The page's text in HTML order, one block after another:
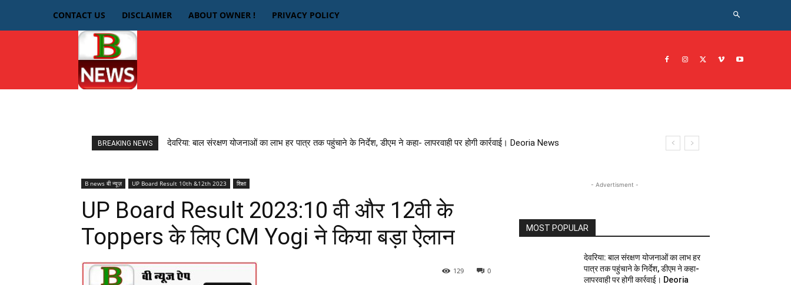
CONTACT US DISCLAIMER ABOUT OWNER ! PRIVACY POLICY
JOB नोकरी सरकारी योजना
BREAKING NEWS देवरिया: बाल संरक्षण योजनाओं का लाभ हर पात्र तक पहुंचाने के निर्देश, डीएम ने कहा- लापरवाही पर होगी कार्रवाई। Deoria News
B news बी न्यूज़ UP Board Result 10th &12th 2023 शिक्षा
UP Board Result 2023:10 वी और 12वी के
Toppers के लिए CM Yogi ने किया बड़ा ऐलान
0
129
- Advertisment -
MOST POPULAR
देवरिया: बाल संरक्षण योजनाओं का लाभ हर
पात्र तक पहुंचाने के निर्देश, डीएम ने कहा-
लापरवाही पर होगी कार्रवाई। Deoria